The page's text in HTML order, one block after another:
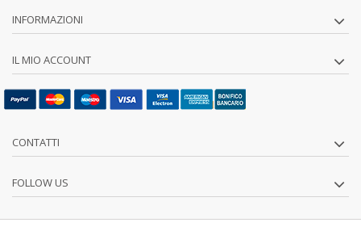
INFORMAZIONI
IL MIO ACCOUNT
CONTATTI
FOLLOW US